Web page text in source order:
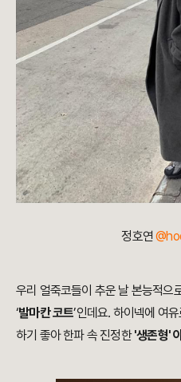
정호연
우리 얼죽코들이 추운 날 본능적으
‘발마칸 코트’인데요. 하이넥에 여
하기 좋아 한파 속 진정한'생존형'